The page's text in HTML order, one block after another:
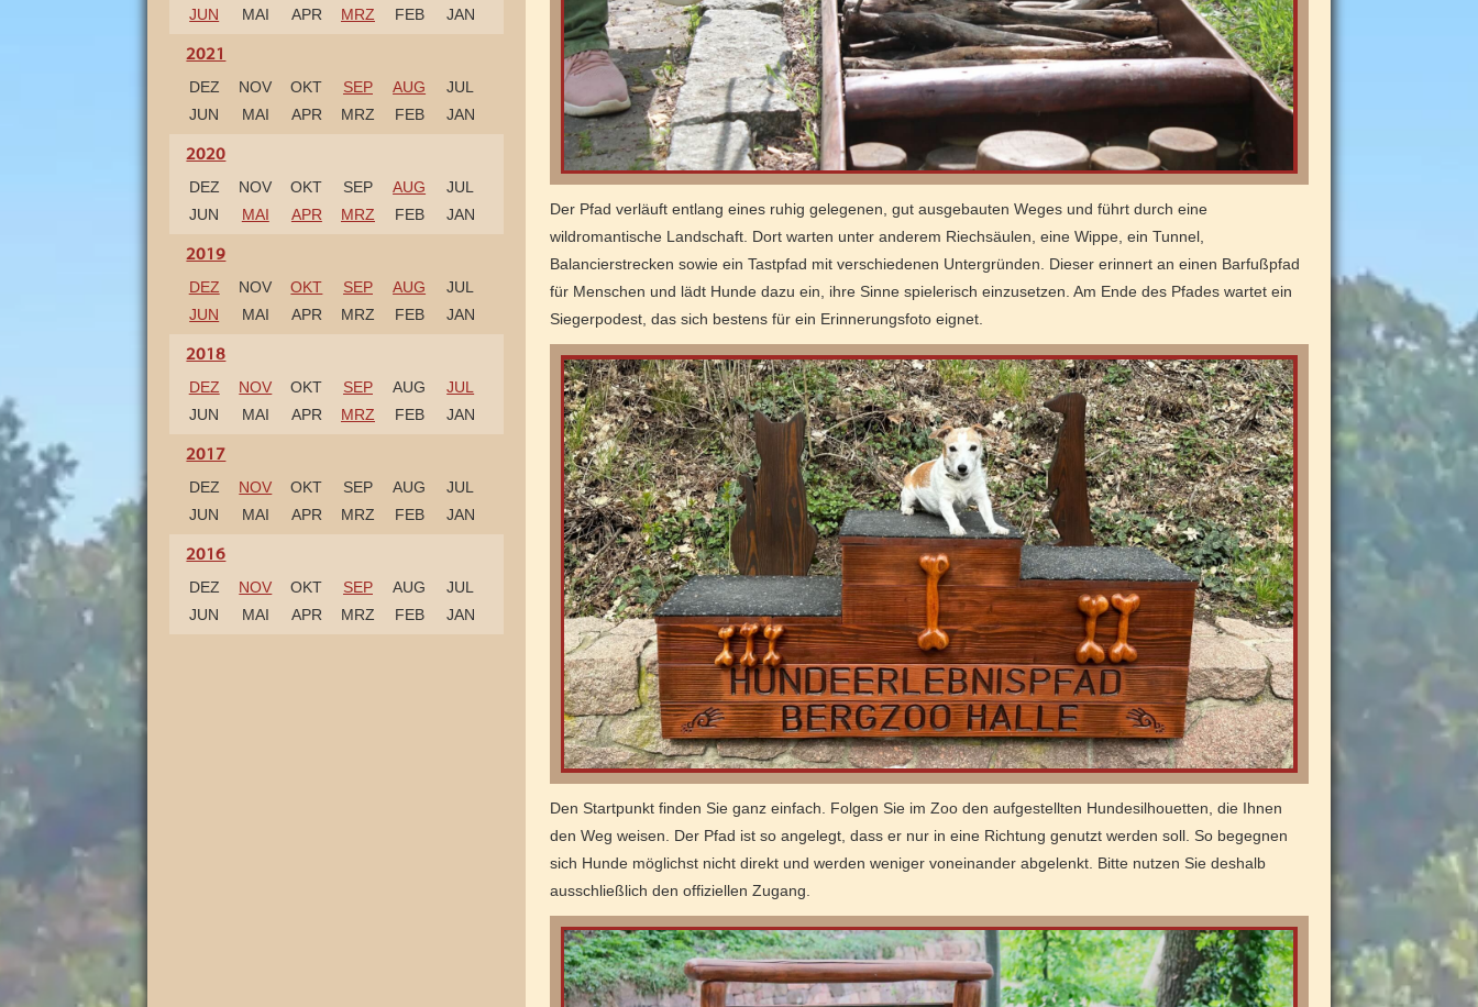
Der Pfad verläuft entlang eines ruhig gelegenen, gut ausgebauten Weges und führt durch eine
wildromantische Landschaft. Dort warten unter anderem Riechsäulen, eine Wippe, ein Tunnel,
Balancierstrecken sowie ein Tastpfad mit verschiedenen Untergründen. Dieser erinnert an einen Barfußpfad
für Menschen und lädt Hunde dazu ein, ihre Sinne spielerisch einzusetzen. Am Ende des Pfades wartet ein
Siegerpodest, das sich bestens für ein Erinnerungsfoto eignet.
Den Startpunkt finden Sie ganz einfach. Folgen Sie im Zoo den aufgestellten Hundesilhouetten, die Ihnen
den Weg weisen. Der Pfad ist so angelegt, dass er nur in eine Richtung genutzt werden soll. So begegnen
sich Hunde möglichst nicht direkt und werden weniger voneinander abgelenkt. Bitte nutzen Sie deshalb
ausschließlich den offiziellen Zugang.
JUN
MAI APR MRZ FEB JAN
2021
DEZ
NOV OKT SEP AUG
JUL
JUN
MAI APR MRZ FEB JAN
2020
DEZ
NOV OKT SEP AUG
JUL
JUN
MAI APR MRZ FEB JAN
2019
DEZ
NOV OKT SEP AUG
JUL
JUN
MAI APR MRZ FEB JAN
2018
DEZ
NOV OKT SEP AUG
JUL
JUN
MAI APR MRZ FEB JAN
2017
DEZ
NOV OKT SEP AUG
JUL
JUN
MAI APR MRZ FEB JAN
2016
DEZ
NOV OKT SEP AUG
JUL
JUN
MAI APR MRZ FEB JAN